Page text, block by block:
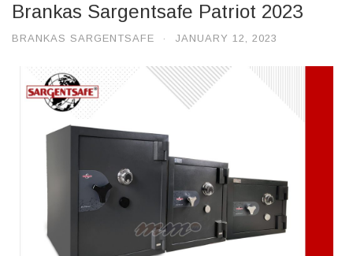
Brankas Sargentsafe Patriot 2023
BRANKAS SARGENTSAFE · JANUARY 12, 2023